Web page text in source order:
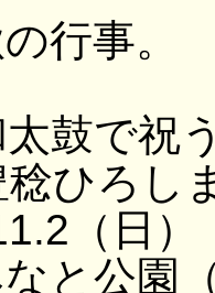
行事。
鼓で祝
ひろし
（日
と公園